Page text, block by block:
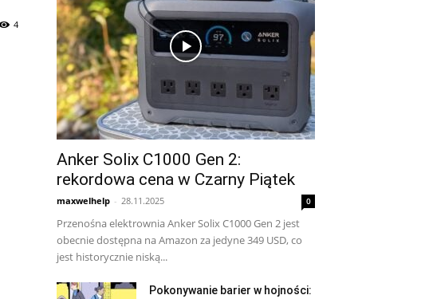
4
Anker Solix C1000 Gen 2:
rekordowa cena w Czarny Piątek
maxwelhelp - 28.11.2025 0
Przenośna elektrownia Anker Solix C1000 Gen 2 jest
obecnie dostępna na Amazon za jedyne 349 USD, co
jest historycznie niską...
Pokonywanie barier w hojności: